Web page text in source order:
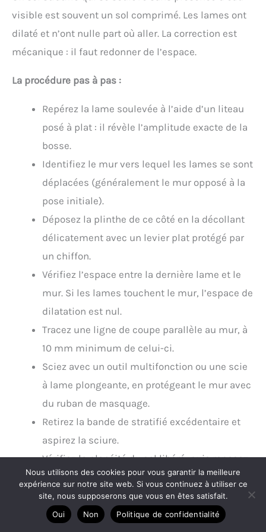
visible est souvent un sol comprimé. Les lames ont
dilaté et n’ont nulle part où aller. La correction est
mécanique : il faut redonner de l’espace.
La procédure pas à pas :
Repérez la lame soulevée à l’aide d’un liteau
posé à plat : il révèle l’amplitude exacte de la
bosse.
Identifiez le mur vers lequel les lames se sont
déplacées (généralement le mur opposé à la
pose initiale).
Déposez la plinthe de ce côté en la décollant
délicatement avec un levier plat protégé par
un chiffon.
Vérifiez l’espace entre la dernière lame et le
mur. Si les lames touchent le mur, l’espace de
dilatation est nul.
Tracez une ligne de coupe parallèle au mur, à
10 mm minimum de celui-ci.
Sciez avec un outil multifonction ou une scie
à lame plongeante, en protégeant le mur avec
du ruban de masquage.
Retirez la bande de stratifié excédentaire et
aspirez la sciure.
Vérifiez la planéité du sol libéré, puis reposez
la plinthe.
Un cas concret : dans un salon plein sud, une bosse
Nous utilisons des cookies pour vous garantir la meilleure
expérience sur notre site web. Si vous continuez à utiliser ce
site, nous supposerons que vous en êtes satisfait.
Oui
Non Politique de confidentialité